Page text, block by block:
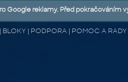
BLOKY | PODPORA | POMOC A RADY
Google reklamy. Před pokračováním